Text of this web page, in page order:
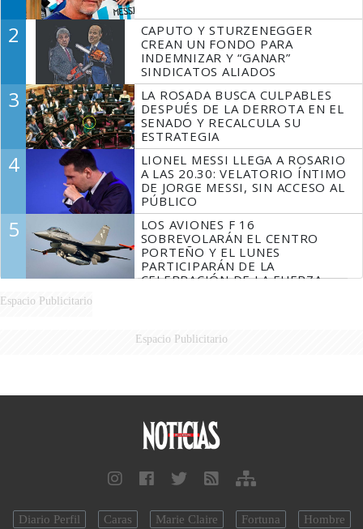
2
CAPUTO Y STURZENEGGER
CREAN UN FONDO PARA
INDEMNIZAR Y “GANAR”
SINDICATOS ALIADOS
3
LA ROSADA BUSCA CULPABLES
DESPUÉS DE LA DERROTA EN EL
SENADO Y RECALCULA SU
ESTRATEGIA
4
LIONEL MESSI LLEGA A ROSARIO
A LAS 20.30: VELATORIO ÍNTIMO
DE JORGE MESSI, SIN ACCESO AL
PÚBLICO
5
LOS AVIONES F 16
SOBREVOLARÁN EL CENTRO
PORTEÑO Y EL LUNES
PARTICIPARÁN DE LA
CELEBRACIÓN DE LA FUERZA
Espacio Publicitario
Espacio Publicitario
Diario Perfil Caras Marie Claire Fortuna Hombre